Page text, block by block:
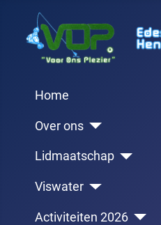
Home
Over ons
Lidmaatschap
Viswater
Activiteiten 2026